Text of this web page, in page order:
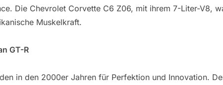
Die Chevrolet Corvette C6 Z06, mit ihrem 7-Liter-V8,
Muskelkraft.
GT-R
in den 2000er Jahren für Perfektion und Innovation.